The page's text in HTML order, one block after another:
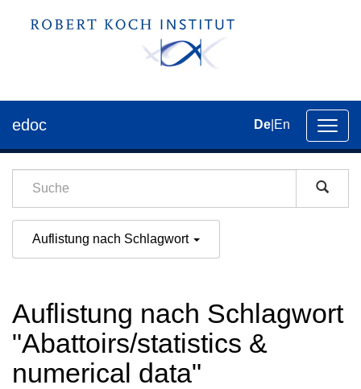
der
edoc De En
Auflistung nach Schlagwort
Auflistung nach Schlagwort
"Abattoirs/statistics &
numerical data"